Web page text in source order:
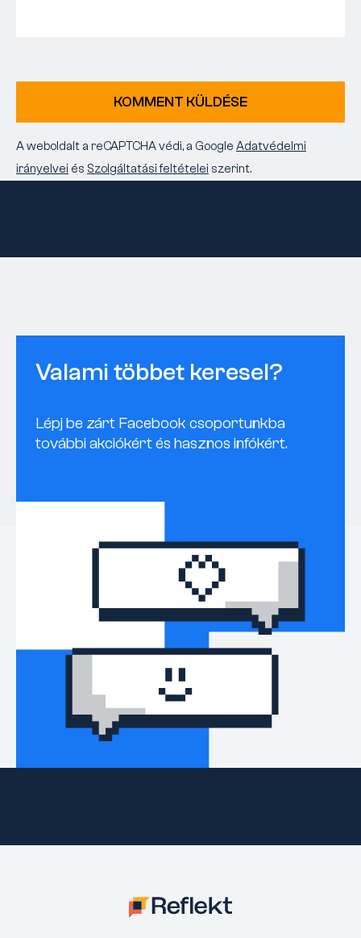
KOMMENT KÜLDÉSE
A weboldalt a reCAPTCHA védi, a Google Adatvédelmi
irányelvei és Szolgáltatási feltételei szerint.
Valami többet keresel?
Lépj be zárt Facebook csoportunkba
további akciókért és hasznos infókért.